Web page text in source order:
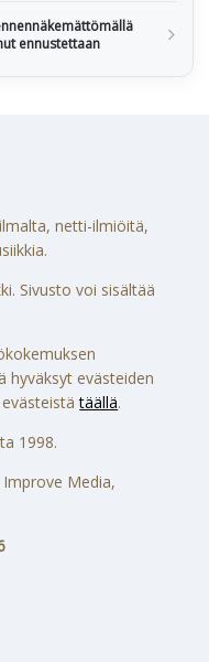
ennustettaan
netti-ilmiöitä,
Sivusto voi sisältää
hyväksyt evästeiden
evästeistätäällä.
1998.
Improve Media,